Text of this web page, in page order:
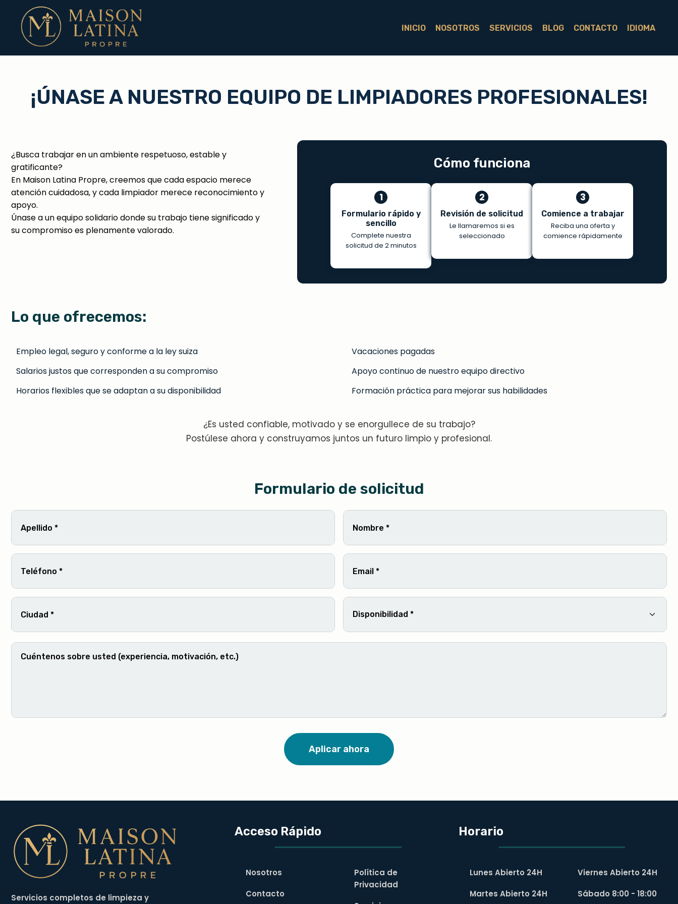
INICIO NOSOTROS SERVICIOS BLOG CONTACTO IDIOMA
¡ÚNASE A NUESTRO EQUIPO DE LIMPIADORES PROFESIONALES!
¿Busca trabajar en un ambiente respetuoso, estable y
gratificante?
En Maison Latina Propre, creemos que cada espacio merece
atención cuidadosa, y cada limpiador merece reconocimiento y
apoyo.
Únase a un equipo solidario donde su trabajo tiene significado y
su compromiso es plenamente valorado.
Cómo funciona
1
Formulario rápido y
sencillo
Complete nuestra
solicitud de 2 minutos
2
Revisión de solicitud
Le llamaremos si es
seleccionado
3
Comience a trabajar
Reciba una oferta y
comience rápidamente
Lo que ofrecemos:
Empleo legal, seguro y conforme a la ley suiza
Salarios justos que corresponden a su compromiso
Horarios flexibles que se adaptan a su disponibilidad
Vacaciones pagadas
Apoyo continuo de nuestro equipo directivo
Formación práctica para mejorar sus habilidades
¿Es usted confiable, motivado y se enorgullece de su trabajo?
Postúlese ahora y construyamos juntos un futuro limpio y profesional.
Formulario de solicitud
Aplicar ahora
Servicios completos de limpieza y
Acceso Rápido
Nosotros
Contacto
Política de
Privacidad
Horario
Lunes Abierto 24H
Martes Abierto 24H
Viernes Abierto 24H
Sábado 8:00 - 18:00